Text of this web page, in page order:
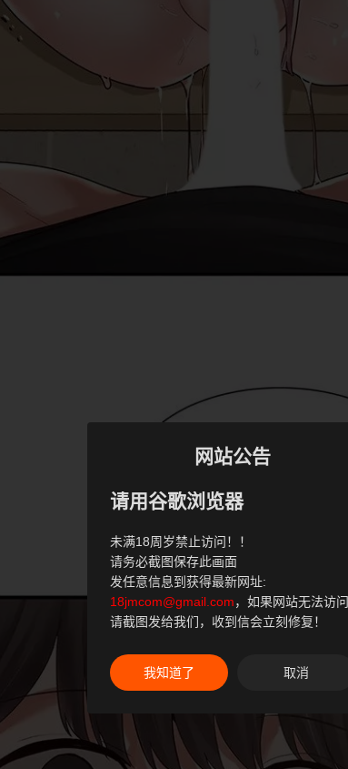
网站公告
请用谷歌浏览器
未满18周岁禁止访问！！
请务必截图保存此画面
发任意信息到获得最新网址:
18jmcom@gmail.com，如果网站无法访问
请截图发给我们，收到信会立刻修复！
我知道了 取消